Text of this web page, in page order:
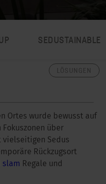
SEDUSTAINABLE
Ortes wurde bewusst auf
über
vielseitigen Sedus
Rückzugsort
slam Regale und